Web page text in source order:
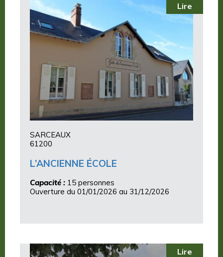
Lire
SARCEAUX
61200
L’ANCIENNE ÉCOLE
Capacité : 15 personnes
Ouverture du 01/01/2026 au 31/12/2026
Lire